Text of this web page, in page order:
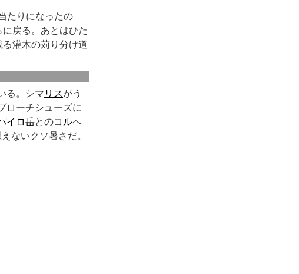
たりになったの
戻る。あとはひた
灌木の苅り分け道
る。シマ リスがう
ローチシューズに
イロ岳とのコルへ
ないクソ暑さだ。